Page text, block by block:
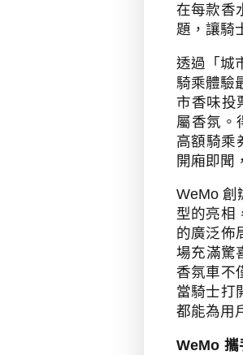
在每款香
題，讓騎
透過「城
騎乘體驗
市香味投
屬香氛。
高額騎乘
開廂即聞
WeMo創
型的亮相
的廣泛佈
場充滿驚
香氛車不
當騎士打
都能為用
WeMo 攜